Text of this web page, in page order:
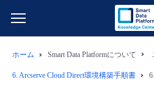
ホーム Smart Data Platformについて
6. Arcserve Cloud Direct環境構築手順書